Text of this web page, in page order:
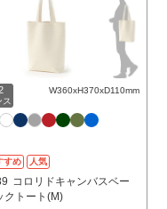
ス
W360xH370xD110mm
すめ 人気
コロリドキャンバスベー
クトート(M)